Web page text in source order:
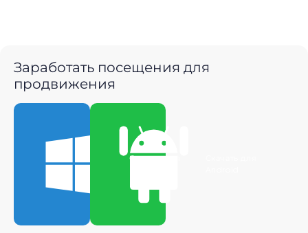
Заработать посещения для
продвижения
Скачать для